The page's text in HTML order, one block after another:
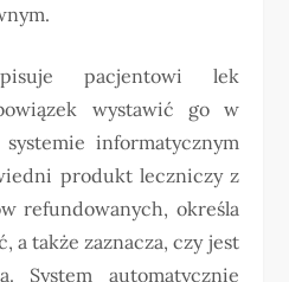
pacjentowi lek
wystawić go w
informatycznym
produkt leczniczy z
refundowanych, określa
a także zaznacza, czy jest
System automatycznie